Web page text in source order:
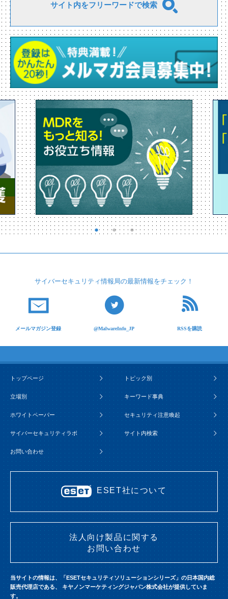
サイト内をフリーワードで検索
サイバーセキュリティ情報局の最新情報をチェック！
メールマガジン登録 @MalwareInfo_JP RSSを購読
トップページ トピック別
立場別 キーワード事典
ホワイトペーパー セキュリティ注意喚起
サイバーセキュリティラボ サイト内検索
お問い合わせ
ESET社について
法人向け製品に関する
お問い合わせ
当サイトの情報は、「ESETセキュリティソリューションシリーズ」の日本国内総
販売代理店である、 キヤノンマーケティングジャパン株式会社が提供していま
す。